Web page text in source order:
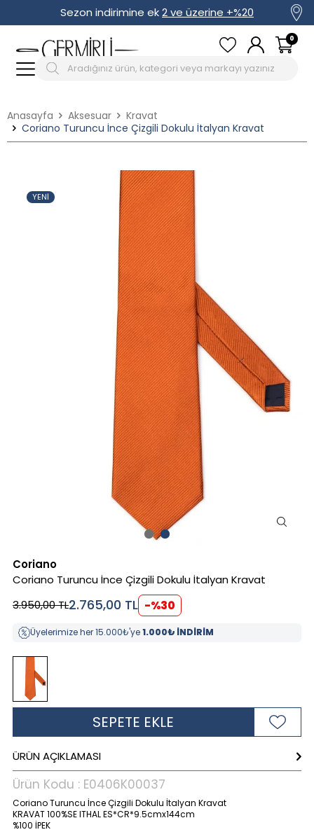
Sezon indirimine ek2 ve üzerine +%20
0
Anasayfa Aksesuar
Kravat
Coriano Turuncu İnce Çizgili Dokulu İtalyan Kravat
YENI
Coriano
Coriano Turuncu İnce Çizgili Dokulu İtalyan Kravat
3.950,00TL2.765,00 TL -%30
Üyelerimize her 15.000₺'ye1.000₺ İNDİRİM
SEPETE EKLE
ÜRÜN AÇIKLAMASI
Ürün Kodu : E0406K00037
Coriano Turuncu İnce Çizgili Dokulu İtalyan Kravat
KRAVAT 100%SE ITHAL ES*CR*9.5cmx144cm
%100 İPEK